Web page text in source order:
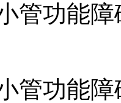
管功能
管功能